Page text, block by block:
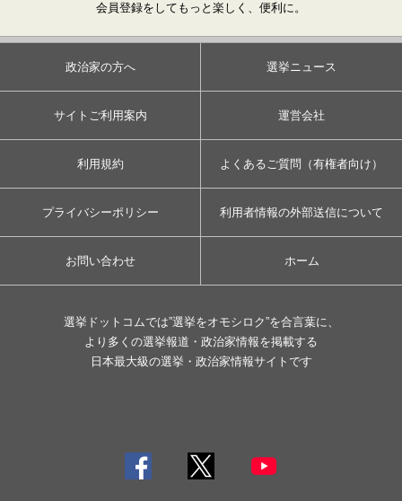
会員登録をしてもっと楽しく、便利に。
政治家の方へ 選挙ニュース
サイトご利用案内 運営会社
利用規約 よくあるご質問（有権者向け）
プライバシーポリシー 利用者情報の外部送信について
お問い合わせ ホーム
選挙ドットコムでは”選挙をオモシロク”を合言葉に、
より多くの選挙報道・政治家情報を掲載する
日本最大級の選挙・政治家情報サイトです